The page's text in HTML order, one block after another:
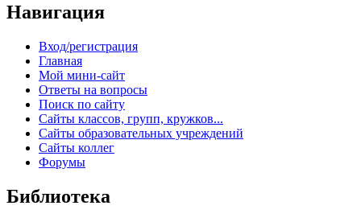
Навигация
Вход/регистрация
Главная
Мой мини-сайт
Ответы на вопросы
Поиск по сайту
Сайты классов, групп, кружков...
Сайты образовательных учреждений
Сайты коллег
Форумы
Библиотека